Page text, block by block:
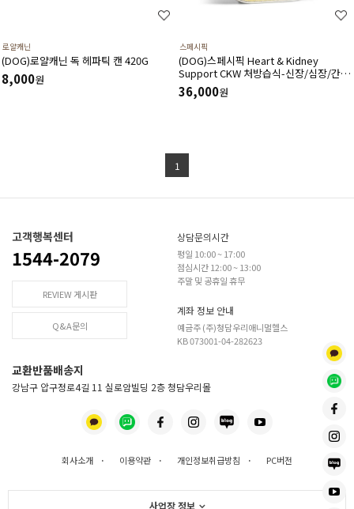
로얄캐닌
(DOG)로얄캐닌 독 헤파틱 캔 420G
8,000원
스페시픽
(DOG)스페시픽 Heart & Kidney
Support CKW 처방습식-신장/심장/간질
환(300g 6개세트)
36,000원
1
고객행복센터
1544-2079
REVIEW 게시판
Q&A문의
상담문의시간
평일 10:00 ~ 17:00
점심시간 12:00 ~ 13:00
주말 및 공휴일 휴무
계좌 정보 안내
예금주 (주)청담우리애니멀헬스
KB 073001-04-282623
교환반품배송지
강남구 압구정로4길 11 실로암빌딩 2층 청담우리몰
회사소개 · 이용약관 · 개인정보취급방침 · PC버전
사업장 정보